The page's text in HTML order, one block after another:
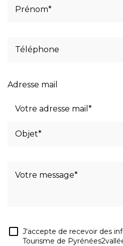
Adresse mail
J'accepte de recevoir des
Tourisme de